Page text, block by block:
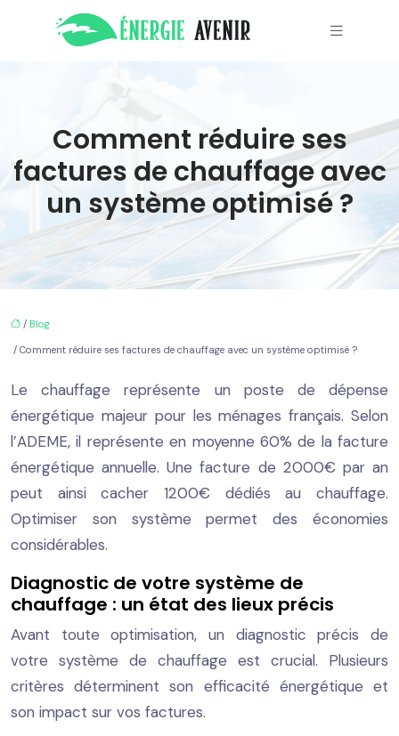
Comment réduire ses
factures de chauffage avec
un système optimisé ?
/ Blog
/ Comment réduire ses factures de chauffage avec un système optimisé ?
Le chauffage représente un poste de dépense
énergétique majeur pour les ménages français. Selon
l’ADEME, il représente en moyenne 60% de la facture
énergétique annuelle. Une facture de 2000€ par an
peut ainsi cacher 1200€ dédiés au chauffage.
Optimiser son système permet des économies
considérables.
Diagnostic de votre système de
chauffage : un état des lieux précis
Avant toute optimisation, un diagnostic précis de
votre système de chauffage est crucial. Plusieurs
critères déterminent son efficacité énergétique et
son impact sur vos factures.